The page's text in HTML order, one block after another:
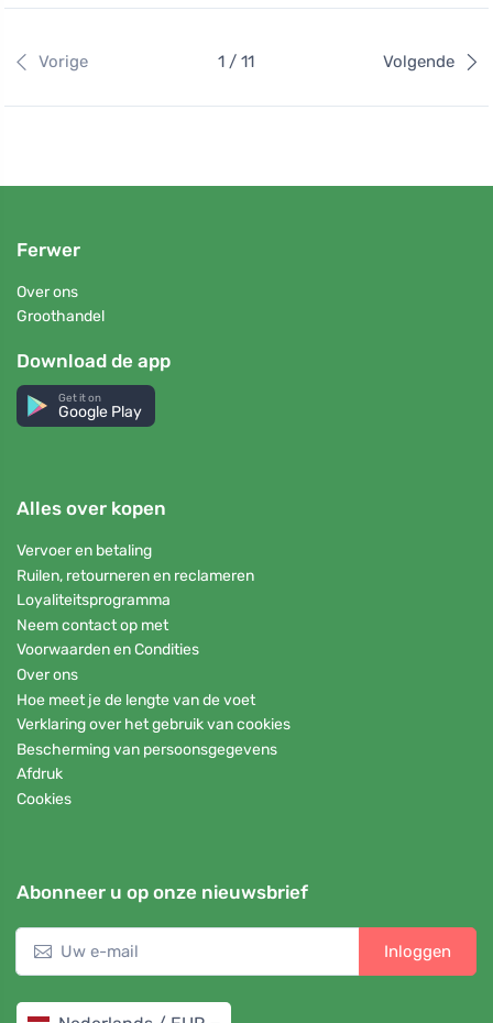
Vorige 1 / 11 Volgende
Ferwer
Over ons
Groothandel
Download de app
Get it on
Google Play
Alles over kopen
Vervoer en betaling
Ruilen, retourneren en reclameren
Loyaliteitsprogramma
Neem contact op met
Voorwaarden en Condities
Over ons
Hoe meet je de lengte van de voet
Verklaring over het gebruik van cookies
Bescherming van persoonsgegevens
Afdruk
Cookies
Abonneer u op onze nieuwsbrief
Inloggen